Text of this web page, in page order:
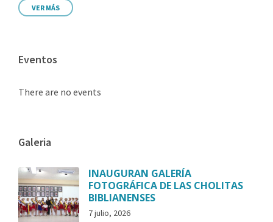
VER MÁS
Eventos
There are no events
Galeria
INAUGURAN GALERÍA
FOTOGRÁFICA DE LAS CHOLITAS
BIBLIANENSES
7 julio, 2026